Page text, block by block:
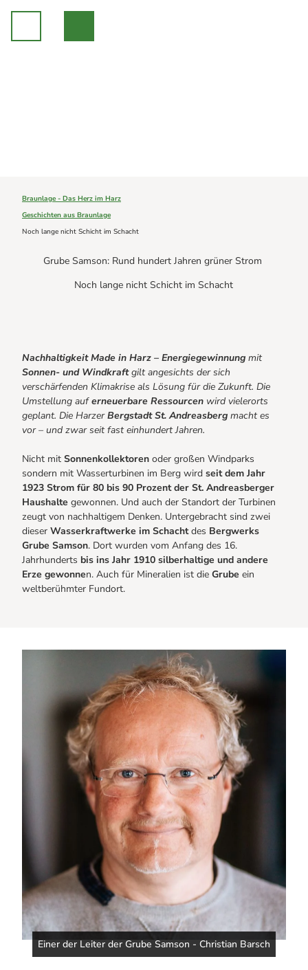
Mit der Familie
Sommer
Winter
Online buchen
Campen
Events
Alle Events
Geschichten aus Braunlage
Sicherheit am Berg: Wie die Bergwacht im Harz hilft
Wanderführer Jörg Kühnhold
Eure Reise-Infos
Alle Infos auf einen Blick
Webcams
Kulinarik
Einkaufen
Webcams
Braunlage - Das Herz im Harz
Geschichten aus Braunlage
Noch lange nicht Schicht im Schacht
Grube Samson: Rund hundert Jahren grüner Strom
Noch lange nicht Schicht im Schacht
Nachhaltigkeit Made in Harz – Energiegewinnung mit
Sonnen- und Windkraftgilt angesichts der sich
verschärfenden Klimakrise als Lösung für die Zukunft. Die
Umstellung auferneuerbare Ressourcen wird vielerorts
geplant. Die HarzerBergstadt St. Andreasberg macht es
vor – und zwar seit fast einhundert Jahren.
Nicht mit Sonnenkollektoren oder großen Windparks
sondern mit Wasserturbinen im Berg wird seit dem Jahr
1923 Strom für 80 bis 90 Prozent der St. Andreasberger
Haushalte gewonnen. Und auch der Standort der Turbinen
zeugt von nachhaltigem Denken. Untergebracht sind zwei
dieser Wasserkraftwerke im Schachtdes Bergwerks
Grube Samson. Dort wurden vom Anfang des 16.
Jahrhunderts bis ins Jahr 1910 silberhaltige und andere
Erze gewonnen. Auch für Mineralien ist die Grube ein
weltberühmter Fundort.
Einer der Leiter der Grube Samson - Christian Barsch